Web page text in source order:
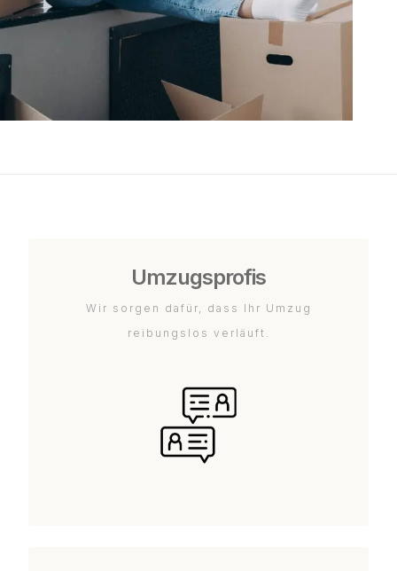
Umzugsprofis
Wir sorgen dafür, dass Ihr Umzug
reibungslos verläuft.